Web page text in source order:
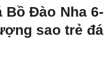
Bồ Đào Nha 6-
sao trẻ đá